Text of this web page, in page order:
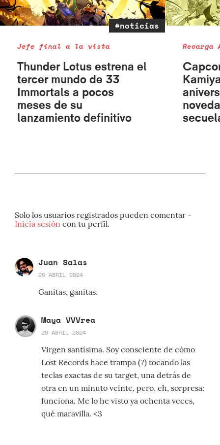
#noticias
Jefe final a la vista
Thunder Lotus estrena el
tercer mundo de 33
Immortals a pocos
meses de su
lanzamiento definitivo
Recarga
Solo los usuarios registrados pueden comentar -
Inicia sesión con tu perfil.
Juan Salas
29 ABRIL 2024
Ganitas, ganitas.
Maya VVVrea
29 ABRIL 2024
Virgen santísima. Soy consciente de cómo
Lost Records hace trampa (?) tocando las
teclas exactas de su target, una detrás de
otra en un minuto veinte, pero, eh, sorpresa:
funciona. Me lo he visto ya ochenta veces,
qué maravilla. <3